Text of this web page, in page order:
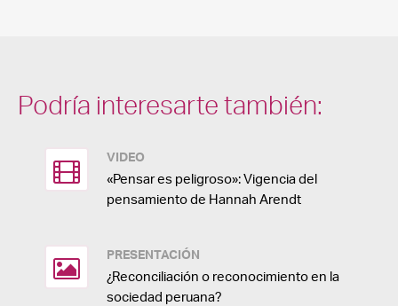
Podría interesarte también:
VIDEO
«Pensar es peligroso»: Vigencia del
pensamiento de Hannah Arendt
PRESENTACIÓN
¿Reconciliación o reconocimiento en la
sociedad peruana?